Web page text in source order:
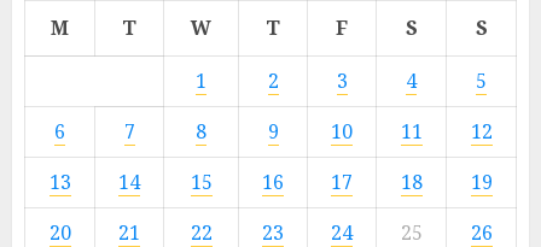
M T W T F S
S
1
2 3 4
5
6
7 8 9 10 11
12
13
14 15 16 17 18
19
20
21 22 23 24 25
26